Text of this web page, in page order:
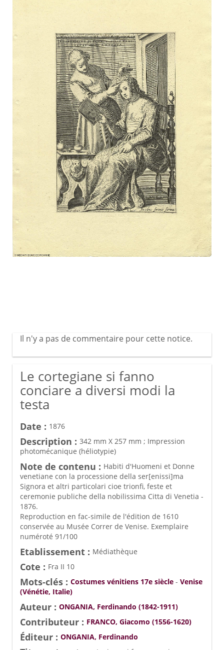
Il n'y a pas de commentaire pour cette notice.
Le cortegiane si fanno
conciare a diversi modi la
testa
Date : 1876
Description : 342 mm X 257 mm ; Impression
photomécanique (héliotypie)
Note de contenu : Habiti d'Huomeni et Donne
venetiane con la processione della ser[enissi]ma
Signora et altri particolari cioe trionfi, feste et
ceremonie publiche della nobilissima Citta di Venetia -
1876.
Reproduction en fac-simile de l'édition de 1610
conservée au Musée Correr de Venise. Exemplaire
numéroté 91/100
Etablissement : Médiathèque
Cote : Fra II 10
Mots-clés : Costumes vénitiens 17e siècle - Venise
(Vénétie, Italie)
Auteur : ONGANIA, Ferdinando (1842-1911)
Contributeur : FRANCO, Giacomo (1556-1620)
Éditeur : ONGANIA, Ferdinando